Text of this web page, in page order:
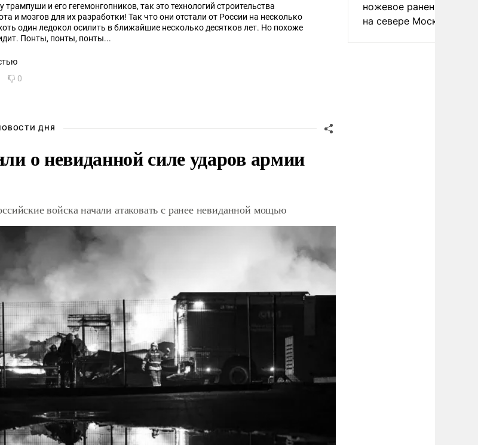
трампуши и его гегемонгопников, так это технологий строительства
и мозгов для их разработки! Так что они отстали от России на несколько
один ледокол осилить в ближайшие несколько десятков лет. Но похоже
Понты, понты, понты...
0
ДНЯ
о невиданной силе ударов армии
войска начали атаковать с ранее невиданной мощью
ножевое ранение в
на севере Москвы